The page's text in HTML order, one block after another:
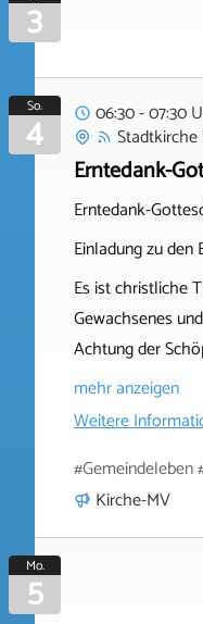
3
So.
4
06:30 - 07:30
Stadtkirche
Erntedank-
Erntedank-
Einladung zu den
Es ist christliche
Gewachsenes
Achtung der
mehr anzeigen
Weitere
#Gemeindeleben
Kirche-MV
Mo.
5